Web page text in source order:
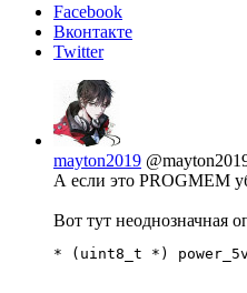
Facebook
Вконтакте
Twitter
mayton2019
А если это PROGMEM
Вот тут неоднозначная
* (uint8_t *)